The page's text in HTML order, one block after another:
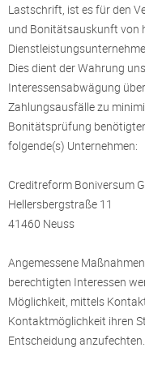
Lastschrift, ist es für den
und Bonitätsauskunft von
Dies dient der Wahrung
Interessensabwägung
Zahlungsausfälle zu
Bonitätsprüfung
folgende(s) Unternehmen:
Creditreform Boniversum
Hellersbergstraße 11
41460 Neuss
Angemessene
berechtigten Interessen
Möglichkeit, mittels
Kontaktmöglichkeit ihren
Entscheidung anzufechten.